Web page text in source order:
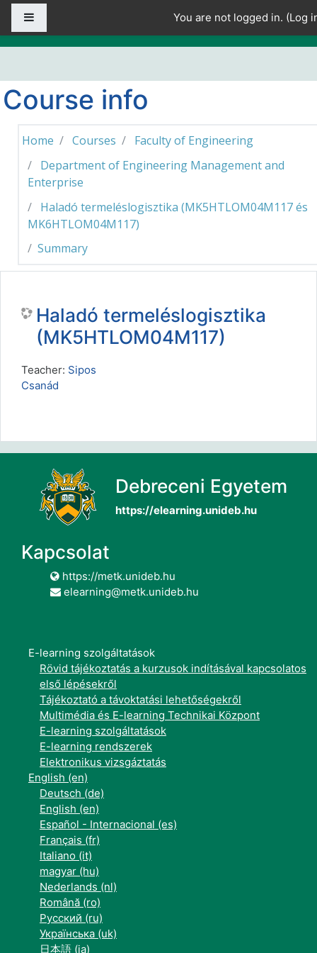
Skip to main content
You are not logged in. (Log
Course info
Home Courses
Faculty of Engineering
Department of Engineering Management and
Enterprise
Haladó termeléslogisztika (MK5HTLOM04M117 és
MK6HTLOM04M117)
Summary
Haladó termeléslogisztika
(MK5HTLOM04M117)
Teacher: Sipos
Csanád
Debreceni Egyetem
https://elearning.unideb.hu
Kapcsolat
https://metk.unideb.hu
elearning@metk.unideb.hu
E-learning szolgáltatások
Rövid tájékoztatás a kurzusok indításával kapcsolatos
első lépésekről
Tájékoztató a távoktatási lehetőségekről
Multimédia és E-learning Technikai Központ
E-learning szolgáltatások
E-learning rendszerek
Elektronikus vizsgáztatás
English ‎(en)‎
Deutsch ‎(de)‎
English ‎(en)‎
Español - Internacional ‎(es)‎
Français ‎(fr)‎
Italiano ‎(it)‎
magyar ‎(hu)‎
Nederlands ‎(nl)‎
Română ‎(ro)‎
Русский ‎(ru)‎
Українська ‎(uk)‎
日本語 ‎(ja)‎